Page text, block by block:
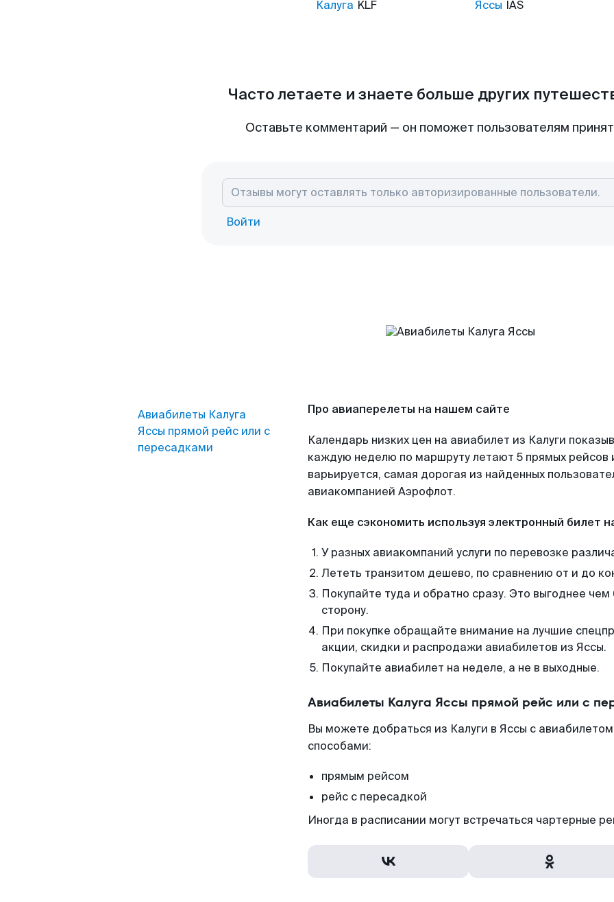
Калуга KLF
Яссы IAS
Часто летаете и знаете больше других
Оставьте комментарий — он поможет пользователям
Войти
Авиабилеты Калуга
Яссы прямой рейс или с
пересадками
Про авиаперелеты на нашем сайте
Календарь низких цен на авиабилет из Калуги
каждую неделю по маршруту летают 5 прямых рейсов
варьируется, самая дорогая из найденных
авиакомпанией Аэрофлот.
Как еще сэкономить используя электронный билет
У разных авиакомпаний услуги по перевозке
Лететь транзитом дешево, по сравнению от и до
Покупайте туда и обратно сразу. Это выгоднее чем
сторону.
При покупке обращайте внимание на лучшие
акции, скидки и распродажи авиабилетов из Яссы.
Покупайте авиабилет на неделе, а не в выходные.
Авиабилеты Калуга Яссы прямой рейс или с
Вы можете добраться из Калуги в Яссы с
способами:
прямым рейсом
рейс с пересадкой
Иногда в расписании могут встречаться чартерные